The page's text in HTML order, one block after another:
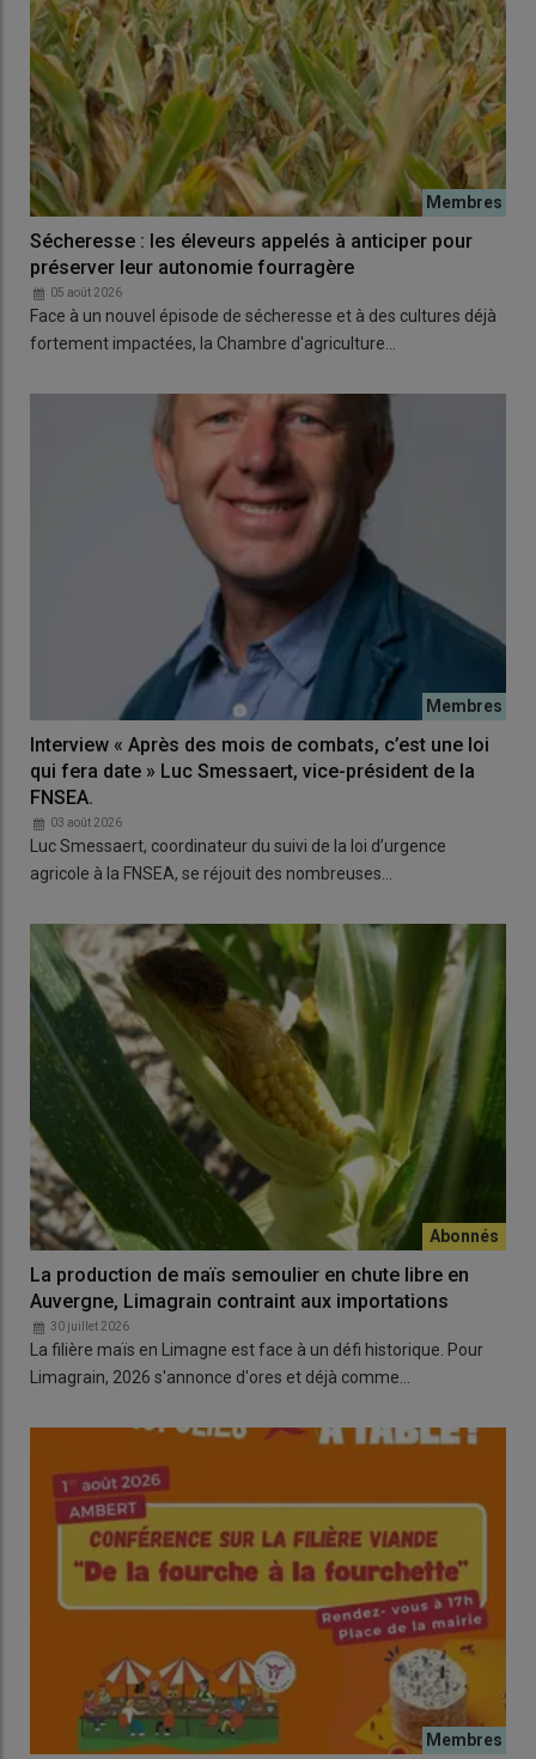
Sécheresse : les éleveurs appelés à anticiper pour
préserver leur autonomie fourragère
05 août 2026
Face à un nouvel épisode de sécheresse et à des cultures déjà
fortement impactées, la Chambre d'agriculture…
Interview « Après des mois de combats, c’est une loi
qui fera date » Luc Smessaert, vice-président de la
FNSEA.
03 août 2026
Luc Smessaert, coordinateur du suivi de la loi d’urgence
agricole à la FNSEA, se réjouit des nombreuses…
La production de maïs semoulier en chute libre en
Auvergne, Limagrain contraint aux importations
30 juillet 2026
La filière maïs en Limagne est face à un défi historique. Pour
Limagrain, 2026 s'annonce d'ores et déjà comme…